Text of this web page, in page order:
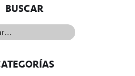
BUSCAR